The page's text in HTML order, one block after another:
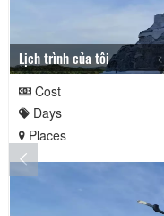
Lịch trình của tôi
Cost
Days
Places